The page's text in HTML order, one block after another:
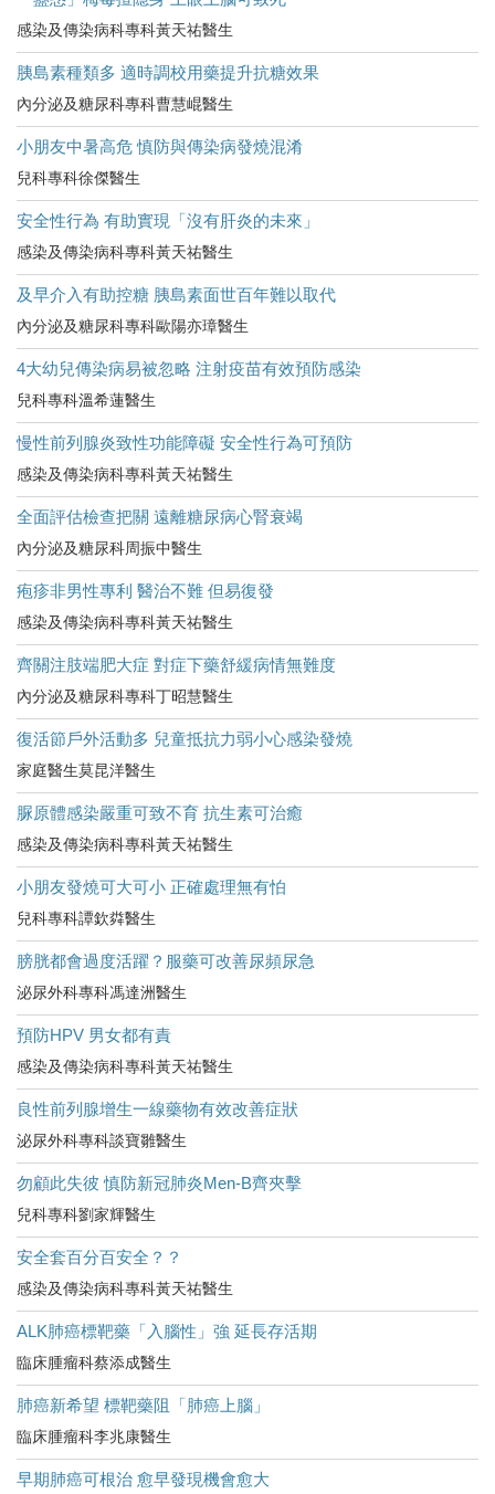
感染及傳染病科專科黃天祐醫生
胰島素種類多 適時調校用藥提升抗糖效果
內分泌及糖尿科專科曹慧崐醫生
小朋友中暑高危​ 慎防與傳染病發燒混淆
兒科專科徐傑醫生
安全性行為 有助實現「沒有肝炎的未來」
感染及傳染病科專科黃天祐醫生
及早介入有助控糖 胰島素面世百年難以取代
內分泌及糖尿科專科歐陽亦璋醫生
4大幼兒傳染病易被忽略 注射疫苗有效預防感染
兒科專科溫希蓮醫生
慢性前列腺炎致性功能障礙 安全性行為可預防
感染及傳染病科專科黃天祐醫生
全面評估檢查把關 遠離糖尿病心腎衰竭
內分泌及糖尿科周振中醫生
疱疹非男性專利 醫治不難 但易復發
感染及傳染病科專科黃天祐醫生
齊關注肢端肥大症 對症下藥舒緩病情無難度
內分泌及糖尿科專科丁昭慧醫生
復活節戶外活動多 兒童抵抗力弱小心感染發燒
家庭醫生莫昆洋醫生
脲原體感染嚴重可致不育 抗生素可治癒
感染及傳染病科專科黃天祐醫生
小朋友發燒可大可小 正確處理無有怕
兒科專科譚欽粦醫生
膀胱都會過度活躍？服藥可改善尿頻尿急
泌尿外科專科馮達洲醫生
預防HPV 男女都有責
感染及傳染病科專科黃天祐醫生
良性前列腺增生一線藥物有效改善症狀
泌尿外科專科談寶雛醫生
勿顧此失彼 慎防新冠肺炎Men-B齊夾擊
兒科專科劉家輝醫生
安全套百分百安全？？
感染及傳染病科專科黃天祐醫生
ALK肺癌標靶藥「入腦性」強 延長存活期
臨床腫瘤科蔡添成醫生
肺癌新希望 標靶藥阻「肺癌上腦」
臨床腫瘤科李兆康醫生
早期肺癌可根治 愈早發現機會愈大